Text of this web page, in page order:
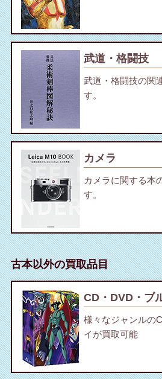
武道・格闘技
武道・格闘技の関
す。
カメラ
カメラに関する本
す。
古本以外の買取品目
CD・DVD・ブ
様々なジャンルの
イが買取可能